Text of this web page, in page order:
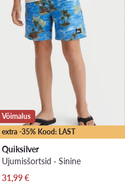
extra -35% Kood: LAST
Võimalus
Quiksilver
Ujumisšortsid · Sinine
Praegune hind
31,99€